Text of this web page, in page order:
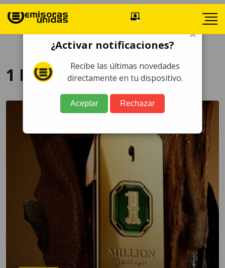
1 Million Oud
×
¿Activar notificaciones?
Recibe las últimas novedades
directamente en tu dispositivo.
Aceptar Rechazar